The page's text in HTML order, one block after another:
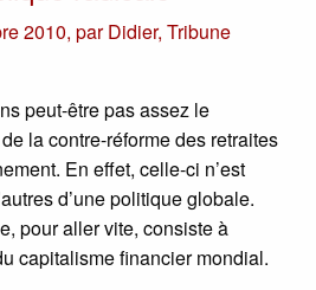
2010, parDidier, Tribune
peut-être pas assez le
la contre-réforme des retraites
En effet, celle-ci n’est
d’une politique globale.
pour aller vite, consiste à
capitalisme financier mondial.